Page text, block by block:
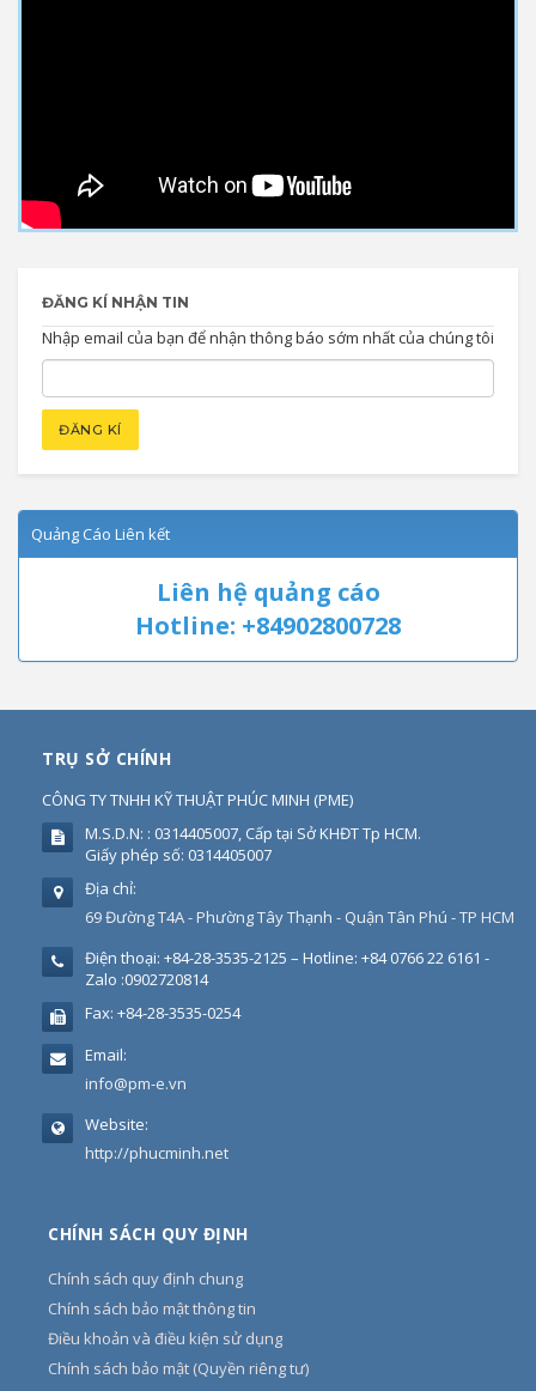
ĐĂNG KÍ NHẬN TIN
Nhập email của bạn để nhận thông báo sớm nhất của chúng tôi
Quảng Cáo Liên kết
Liên hệ quảng cáo
Hotline: +84902800728
TRỤ SỞ CHÍNH
CÔNG TY TNHH KỸ THUẬT PHÚC MINH (PME)
M.S.D.N: : 0314405007, Cấp tại Sở KHĐT Tp HCM.
Giấy phép số: 0314405007
Địa chỉ:
69 Đường T4A - Phường Tây Thạnh - Quận Tân Phú - TP HCM
Điện thoại: +84-28-3535-2125 – Hotline: +84 0766 22 6161 -
Zalo :0902720814
Fax: +84-28-3535-0254
Email:
info@pm-e.vn
Website:
http://phucminh.net
CHÍNH SÁCH QUY ĐỊNH
Chính sách quy định chung
Chính sách bảo mật thông tin
Điều khoản và điều kiện sử dụng
Chính sách bảo mật (Quyền riêng tư)